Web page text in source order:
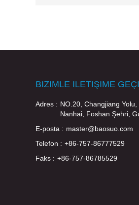
BIZIMLE ILETIŞIME
Adres : NO.20, Changjiang Yolu,
Nanhai, Foshan Şehri,
E-posta : master@baosuo.com
Telefon : +86-757-86777529
Faks : +86-757-86785529